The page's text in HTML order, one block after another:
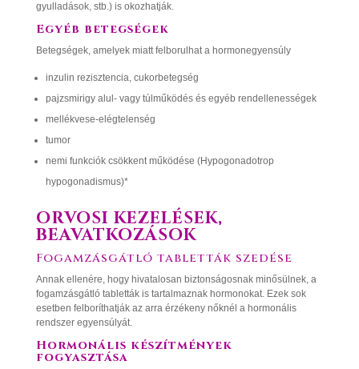
gyulladások, stb.) is okozhatják.
Egyéb betegségek
Betegségek, amelyek miatt felborulhat a hormonegyensúly
inzulin rezisztencia, cukorbetegség
pajzsmirigy alul- vagy túlműködés és egyéb rendellenességek
mellékvese-elégtelenség
tumor
nemi funkciók csökkent működése (Hypogonadotrop
hypogonadismus)*
ORVOSI KEZELÉSEK,
BEAVATKOZÁSOK
Fogamzásgátló tabletták szedése
Annak ellenére, hogy hivatalosan biztonságosnak minősülnek, a
fogamzásgátló tabletták is tartalmaznak hormonokat. Ezek sok
esetben felboríthatják az arra érzékeny nőknél a hormonális
rendszer egyensúlyát.
Hormonális készítmények
fogyasztása